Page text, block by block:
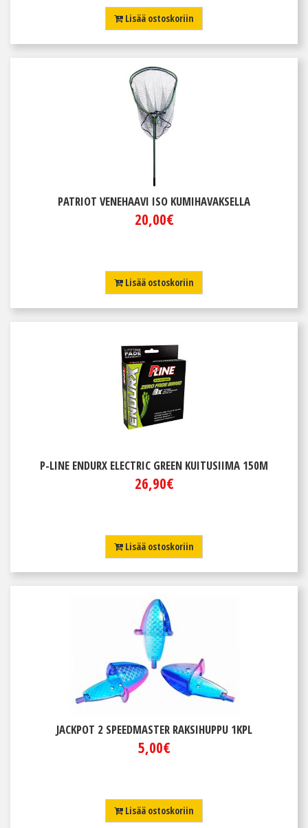
Lisää ostoskoriin
PATRIOT VENEHAAVI ISO KUMIHAVAKSELLA
20,00€
Lisää ostoskoriin
P-LINE ENDURX ELECTRIC GREEN KUITUSIIMA 150M
26,90€
Lisää ostoskoriin
JACKPOT 2 SPEEDMASTER RAKSIHUPPU 1KPL
5,00€
Lisää ostoskoriin